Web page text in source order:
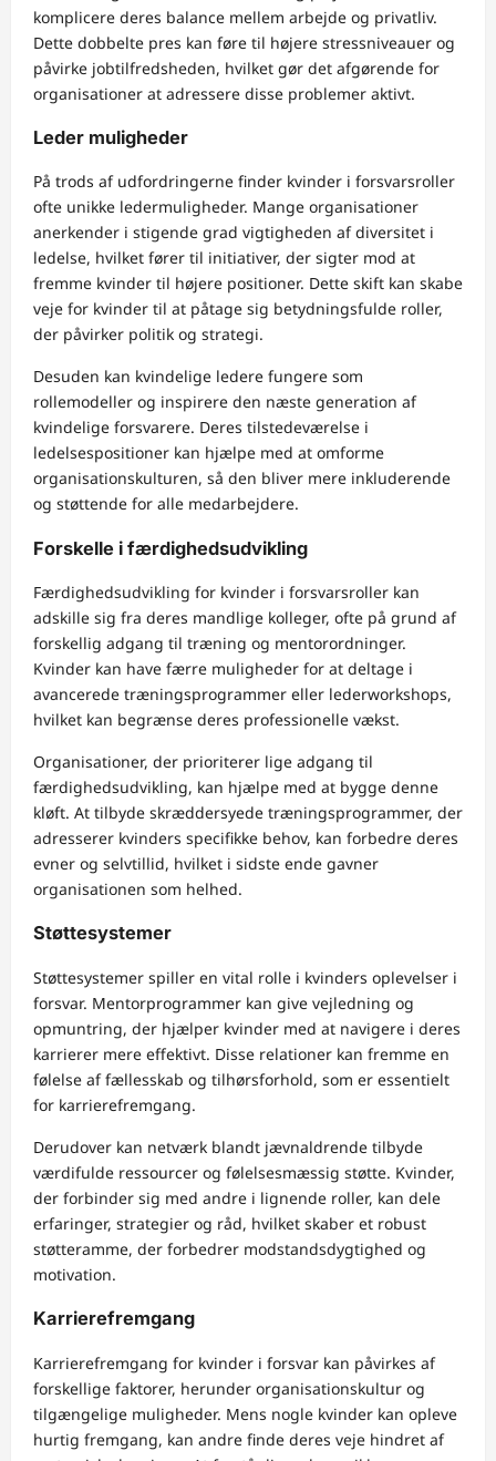
komplicere deres balance mellem arbejde og privatliv.
Dette dobbelte pres kan føre til højere stressniveauer og
påvirke jobtilfredsheden, hvilket gør det afgørende for
organisationer at adressere disse problemer aktivt.
Leder muligheder
På trods af udfordringerne finder kvinder i forsvarsroller
ofte unikke ledermuligheder. Mange organisationer
anerkender i stigende grad vigtigheden af diversitet i
ledelse, hvilket fører til initiativer, der sigter mod at
fremme kvinder til højere positioner. Dette skift kan skabe
veje for kvinder til at påtage sig betydningsfulde roller,
der påvirker politik og strategi.
Desuden kan kvindelige ledere fungere som
rollemodeller og inspirere den næste generation af
kvindelige forsvarere. Deres tilstedeværelse i
ledelsespositioner kan hjælpe med at omforme
organisationskulturen, så den bliver mere inkluderende
og støttende for alle medarbejdere.
Forskelle i færdighedsudvikling
Færdighedsudvikling for kvinder i forsvarsroller kan
adskille sig fra deres mandlige kolleger, ofte på grund af
forskellig adgang til træning og mentorordninger.
Kvinder kan have færre muligheder for at deltage i
avancerede træningsprogrammer eller lederworkshops,
hvilket kan begrænse deres professionelle vækst.
Organisationer, der prioriterer lige adgang til
færdighedsudvikling, kan hjælpe med at bygge denne
kløft. At tilbyde skræddersyede træningsprogrammer, der
adresserer kvinders specifikke behov, kan forbedre deres
evner og selvtillid, hvilket i sidste ende gavner
organisationen som helhed.
Støttesystemer
Støttesystemer spiller en vital rolle i kvinders oplevelser i
forsvar. Mentorprogrammer kan give vejledning og
opmuntring, der hjælper kvinder med at navigere i deres
karrierer mere effektivt. Disse relationer kan fremme en
følelse af fællesskab og tilhørsforhold, som er essentielt
for karrierefremgang.
Derudover kan netværk blandt jævnaldrende tilbyde
værdifulde ressourcer og følelsesmæssig støtte. Kvinder,
der forbinder sig med andre i lignende roller, kan dele
erfaringer, strategier og råd, hvilket skaber et robust
støtteramme, der forbedrer modstandsdygtighed og
motivation.
Karrierefremgang
Karrierefremgang for kvinder i forsvar kan påvirkes af
forskellige faktorer, herunder organisationskultur og
tilgængelige muligheder. Mens nogle kvinder kan opleve
hurtig fremgang, kan andre finde deres veje hindret af